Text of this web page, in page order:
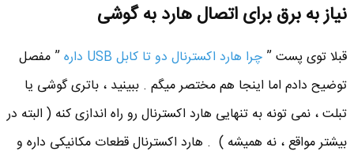
نیاز به برق برای اتصال هارد به گوشی
قبلا توی پست ” چرا هارد اکسترنال دو تا کابل USB داره
” مفصل
توضیح دادم اما اینجا هم مختصر میگم . ببینید ، باتری گوشی یا
تبلت ، نمی تونه به تنهایی هارد اکسترنال رو راه اندازی کنه ( البته در
بیشتر مواقع ، نه همیشه ) . هارد اکسترنال قطعات مکانیکی داره و